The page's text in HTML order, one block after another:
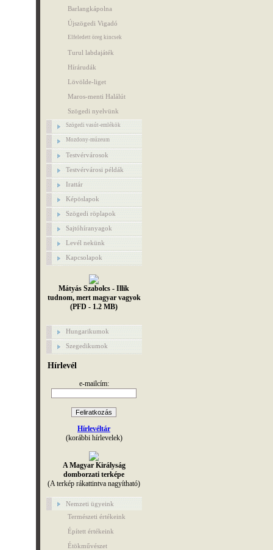
Barlangkápolna
Újszögedi Vigadó
Elfeledett öreg kincsek
Turul labdajáték
Hírárudák
Lövölde-liget
Maros-menti Halálút
Szögedi nyelvünk
Szögedi vasút-emlékök
Mozdony-múzeum
Testvérvárosok
Testvérvárosi példák
Irattár
Képöslapok
Szögedi röplapok
Sajtóhíranyagok
Levél nekünk
Kapcsolapok
Mátyás Szabolcs - Illik
tudnom, mert magyar vagyok
(PFD - 1.2 MB)
Hungarikumok
Szegedikumok
Hírlevél
e-mailcím:
Hírlevéltár
(korábbi hírlevelek)
A Magyar Királyság
domborzati terképe
(A terkép rákattintva nagyítható)
Nemzeti ügyeink
Természeti értékeink
Épített értékeink
Étökművészet